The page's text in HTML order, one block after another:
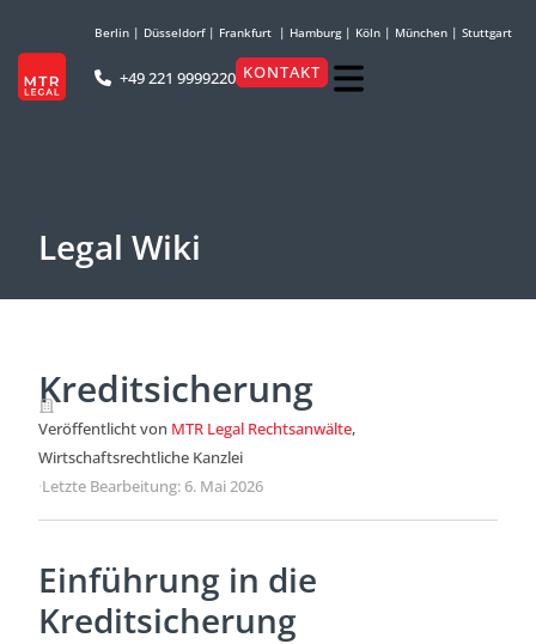
Berlin | Düsseldorf| Frankfurt | Hamburg| Köln | München | Stuttgart
+49 221 9999220 KONTAKT
Legal Wiki
Kreditsicherung
Veröffentlicht von MTR Legal Rechtsanwälte,
Wirtschaftsrechtliche Kanzlei
·Letzte Bearbeitung: 6. Mai 2026
Einführung in die
Kreditsicherung